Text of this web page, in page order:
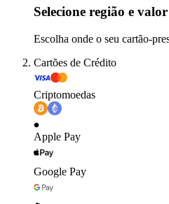
Selecione região e valor
Escolha onde o seu cartão-
Cartões de Crédito
Criptomoedas
Apple Pay
Google Pay